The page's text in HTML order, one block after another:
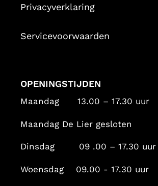
Privacyverklaring
Servicevoorwaarden
OPENINGSTIJDEN
Maandag 13.00 – 17.30 uur
Maandag De Lier gesloten
Dinsdag 09 .00 – 17.30 uur
Woensdag 09.00 - 17.30 uur